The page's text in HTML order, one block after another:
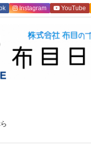
Instagram YouTube